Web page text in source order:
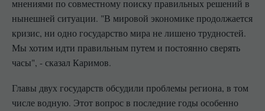
мнениями по совместному поиску правильных решений в
нынешней ситуации. "В мировой экономике продолжается
кризис, ни одно государство мира не лишено трудностей.
Мы хотим идти правильным путем и постоянно сверять
часы", - сказал Каримов.
Главы двух государств обсудили проблемы региона, в том
числе водную. Этот вопрос в последние годы особенно